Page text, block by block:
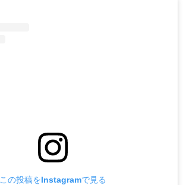
この投稿をInstagramで見る